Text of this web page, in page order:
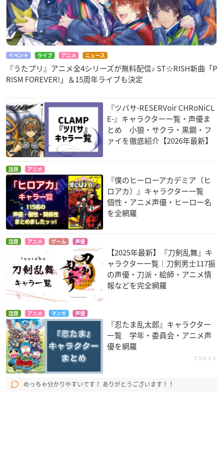
イベント ライブ アニメ ニュース
『うたプリ』アニメ全4シリーズが無料配信♪ ST☆RISH新曲「P
RISM FOREVER!」＆15周年ライブも決定
『ツバサ-RESERVoir CHRoNiCL
E-』キャラクター一覧・声優ま
とめ 小狼・サクラ・黒鋼・フ
ァイを徹底紹介【2026年最新】
話題 アニメ
『僕のヒーローアカデミア（ヒ
ロアカ）』キャラクター一覧
個性・アニメ声優・ヒーロー名
を全網羅
話題 アニメ ゲーム 声優
【2025年最新】『刀剣乱舞』キ
ャラクター一覧｜刀剣男士117振
の声優・刀派・絵師・アニメ情
報などを完全網羅
話題 アニメ マンガ 声優
『忍たま乱太郎』キャラクター
一覧 学年・委員会・アニメ声
優を網羅
7コメント
めっちゃ分かりやすいです！ ありがとうございます！！